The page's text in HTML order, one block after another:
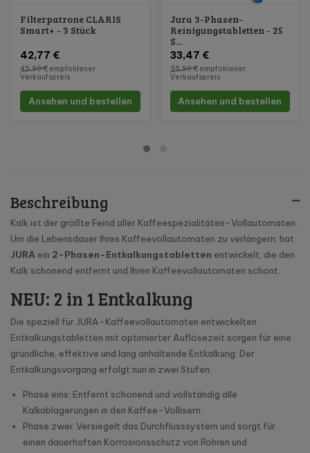
Beschreibung
Kalk ist der größte Feind aller Kaffeespezialitäten-Vollautomaten.
Um die Lebensdauer Ihres Kaffeevollautomaten zu verlängern, hat
JURA ein 2-Phasen-Entkalkungstabletten entwickelt, die den
Kalk schonend entfernt und Ihren Kaffeevollautomaten schont.
NEU: 2 in 1 Entkalkung
Die speziell für JURA-Kaffeevollautomaten entwickelten
Entkalkungstabletten mit optimierter Auflösezeit sorgen für eine
gründliche, effektive und lang anhaltende Entkalkung. Der
Entkalkungsvorgang erfolgt nun in zwei Stufen:
Phase eins: Entfernt schonend und vollständig alle
Kalkablagerungen in den Kaffee-Vollisern.
Phase zwei: Versiegelt das Durchflusssystem und sorgt für
einen dauerhaften Korrosionsschutz von Rohren und
Filterpatrone CLARIS
Smart+ - 3 Stück
42,77 €
45,99 € empfohlener
Verkaufspreis
Ansehen und bestellen
Jura 3-Phasen-
Reinigungstabletten - 25
S...
33,47 €
35,99 €empfohlener
Verkaufspreis
Ansehen und bestellen